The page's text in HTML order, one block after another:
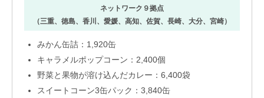
ネットワーク９拠点
（三重、徳島、香川、愛媛、高知、佐賀、長崎、大分、宮崎）
みかん缶詰：1,920缶
キャラメルポップコーン：2,400個
野菜と果物が溶け込んだカレー：6,400袋
スイートコーン3缶パック：3,840缶